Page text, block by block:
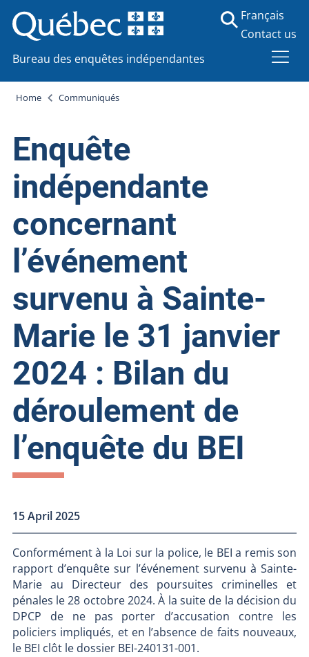
Bureau des enquêtes indépendantes
Français
Contact us
Home Communiqués
Enquête
indépendante
concernant
l’événement
survenu à Sainte-
Marie le 31 janvier
2024 : Bilan du
déroulement de
l’enquête du BEI
15 April 2025
Conformément à la Loi sur la police, le BEI a remis son
rapport d’enquête sur l’événement survenu à Sainte-
Marie au Directeur des poursuites criminelles et
pénales le 28 octobre 2024. À la suite de la décision du
DPCP de ne pas porter d’accusation contre les
policiers impliqués, et en l’absence de faits nouveaux,
le BEI clôt le dossier BEI-240131-001.